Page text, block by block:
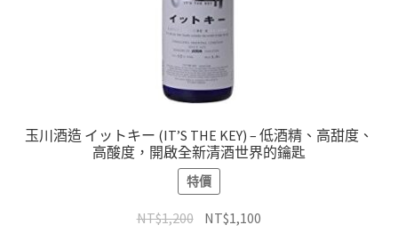
玉川酒造 イットキー (IT’S THE KEY) – 低酒精、高甜度、
高酸度，開啟全新清酒世界的鑰匙
特價
NT$1,200 NT$1,100